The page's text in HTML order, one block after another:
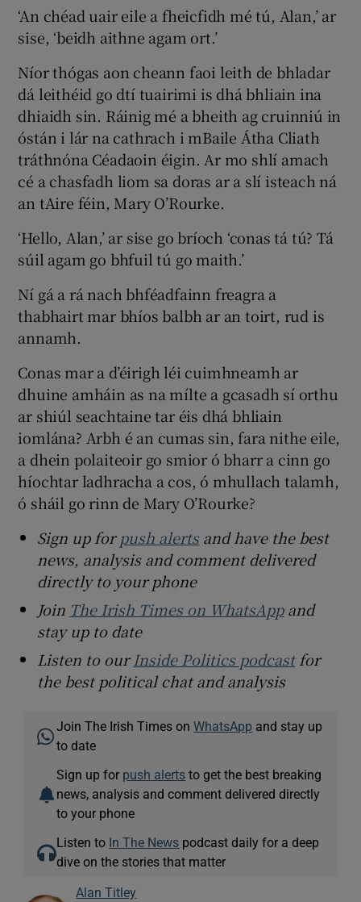
‘An chéad uair eile a fheicfidh mé tú, Alan,’ ar
sise, ‘beidh aithne agam ort.’
Níor thógas aon cheann faoi leith de bhladar
dá leithéid go dtí tuairimi is dhá bhliain ina
dhiaidh sin. Ráinig mé a bheith ag cruinniú in
óstán i lár na cathrach i mBaile Átha Cliath
tráthnóna Céadaoin éigin. Ar mo shlí amach
cé a chasfadh liom sa doras ar a slí isteach ná
an tAire féin, Mary O’Rourke.
‘Hello, Alan,’ ar sise go bríoch ‘conas tá tú? Tá
súil agam go bhfuil tú go maith.’
Ní gá a rá nach bhféadfainn freagra a
thabhairt mar bhíos balbh ar an toirt, rud is
annamh.
Conas mar a d’éirigh léi cuimhneamh ar
dhuine amháin as na mílte a gcasadh sí orthu
ar shiúl seachtaine tar éis dhá bhliain
iomlána? Arbh é an cumas sin, fara nithe eile,
a dhein polaiteoir go smior ó bharr a cinn go
híochtar ladhracha a cos, ó mhullach talamh,
ó sháil go rinn de Mary O’Rourke?
Sign up forpush alertsand have the best
news, analysis and comment delivered
directly to your phone
Join The Irish Times on WhatsAppand
stay up to date
Listen to ourInside Politics podcastfor
the best political chat and analysis
Join The Irish Times onWhatsApp and stay up
to date
Sign up for push alerts to get the best breaking
news, analysis and comment delivered directly
to your phone
Listen to In The News podcast daily for a deep
dive on the stories that matter
Alan Titley